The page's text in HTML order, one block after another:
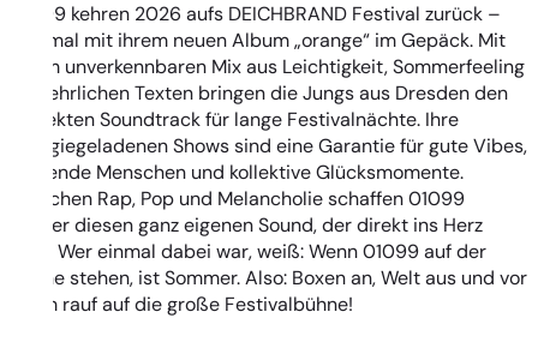
01099 kehren 2026 aufs DEICHBRAND Festival zurück –
diesmal mit ihrem neuen Album „orange“ im Gepäck. Mit
ihrem unverkennbaren Mix aus Leichtigkeit, Sommerfeeling
und ehrlichen Texten bringen die Jungs aus Dresden den
perfekten Soundtrack für lange Festivalnächte. Ihre
energiegeladenen Shows sind eine Garantie für gute Vibes,
tanzende Menschen und kollektive Glücksmomente.
Zwischen Rap, Pop und Melancholie schaffen 01099
wieder diesen ganz eigenen Sound, der direkt ins Herz
geht. Wer einmal dabei war, weiß: Wenn 01099 auf der
Bühne stehen, ist Sommer. Also: Boxen an, Welt aus und vor
allem rauf auf die große Festivalbühne!